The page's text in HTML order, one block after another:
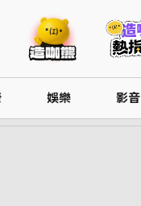
娛樂 影音